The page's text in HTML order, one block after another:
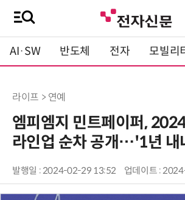
AI·SW 반도체 전자 모빌리
라이프 > 연예
엠피엠지 민트페이퍼,
라인업 순차 공개…'1년 내
발행일 : 2024-02-29 13:52 업데이트 :